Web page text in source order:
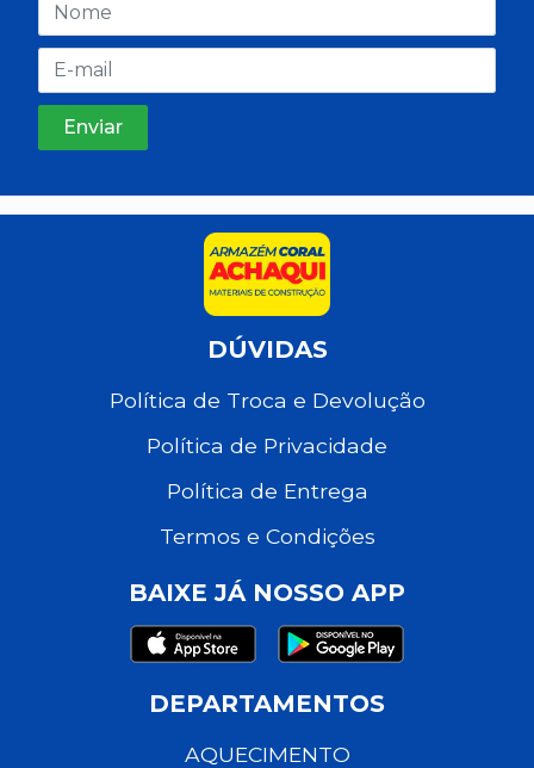
DÚVIDAS
Política de Troca e Devolução
Política de Privacidade
Política de Entrega
Termos e Condições
BAIXE JÁ NOSSO APP
DEPARTAMENTOS
AQUECIMENTO